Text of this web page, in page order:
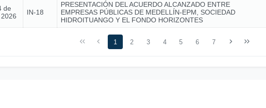
de
IN-18
PRESENTACIÓN DEL ACUERDO ALCANZADO ENTRE
EMPRESAS PÚBLICAS DE MEDELLÍN-EPM, SOCIEDAD
HIDROITUANGO Y EL FONDO HORIZONTES
1 2 3 4 5 6 7